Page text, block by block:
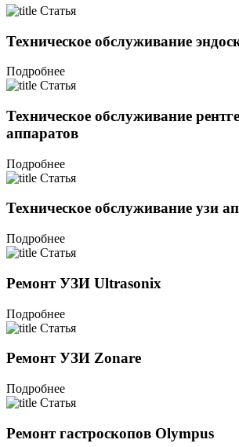
Статья
Техническое обслуживание
Подробнее
Статья
Техническое обслуживание
аппаратов
Подробнее
Статья
Техническое обслуживание узи
Подробнее
Статья
Ремонт УЗИ Ultrasonix
Подробнее
Статья
Ремонт УЗИ Zonare
Подробнее
Статья
Ремонт гастроскопов Olympus